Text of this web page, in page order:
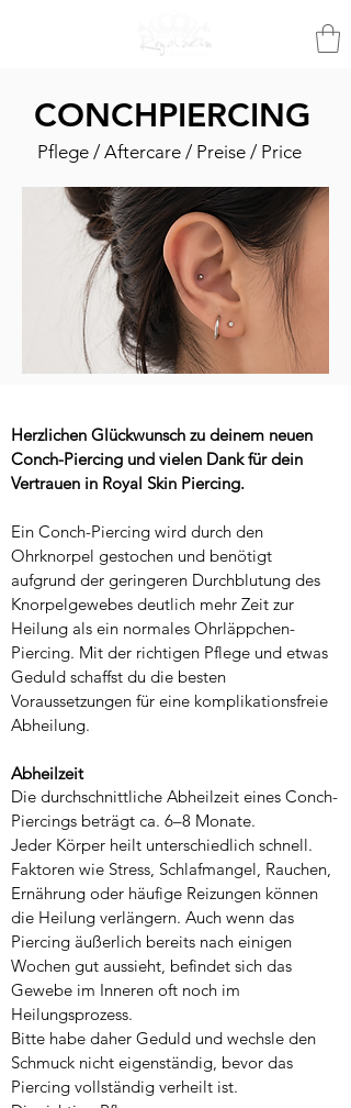
CONCHPIERCING
Pflege / Aftercare / Preise / Price
Herzlichen Glückwunsch zu deinem neuen
Conch-Piercing und vielen Dank für dein
Vertrauen in Royal Skin Piercing.
Ein Conch-Piercing wird durch den
Ohrknorpel gestochen und benötigt
aufgrund der geringeren Durchblutung des
Knorpelgewebes deutlich mehr Zeit zur
Heilung als ein normales Ohrläppchen-
Piercing. Mit der richtigen Pflege und etwas
Geduld schaffst du die besten
Voraussetzungen für eine komplikationsfreie
Abheilung.
Abheilzeit
Die durchschnittliche Abheilzeit eines Conch-
Piercings beträgt ca. 6–8 Monate.
Jeder Körper heilt unterschiedlich schnell.
Faktoren wie Stress, Schlafmangel, Rauchen,
Ernährung oder häufige Reizungen können
die Heilung verlängern. Auch wenn das
Piercing äußerlich bereits nach einigen
Wochen gut aussieht, befindet sich das
Gewebe im Inneren oft noch im
Heilungsprozess.
Bitte habe daher Geduld und wechsle den
Schmuck nicht eigenständig, bevor das
Piercing vollständig verheilt ist.